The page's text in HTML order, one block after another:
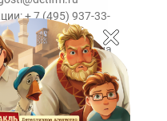
+ 7 (495) 937-33-
рекламы на
хаус «ГПМ
40-41